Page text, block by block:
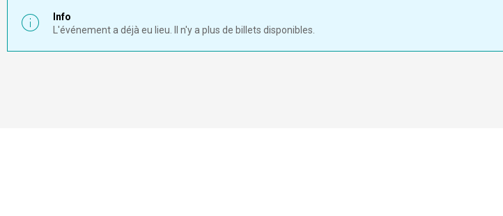
Info
L'événement a déjà eu lieu. Il n'y a plus de billets disponibles.